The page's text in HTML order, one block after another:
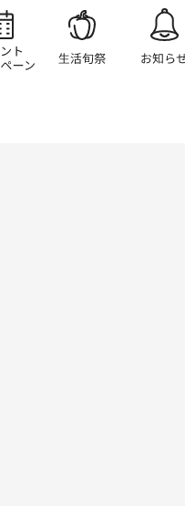
ラシ検索イベント/キャンペーン
生活旬祭